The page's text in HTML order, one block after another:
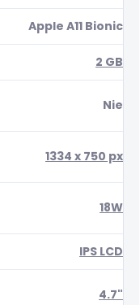
Apple A11 Bionic
2 GB
Nie
1334 x 750 px
18W
IPS LCD
4.7"